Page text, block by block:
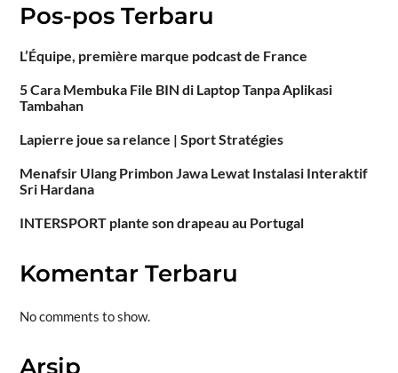
Pos-pos Terbaru
L’Équipe, première marque podcast de France
5 Cara Membuka File BIN di Laptop Tanpa Aplikasi
Tambahan
Lapierre joue sa relance | Sport Stratégies
Menafsir Ulang Primbon Jawa Lewat Instalasi Interaktif
Sri Hardana
INTERSPORT plante son drapeau au Portugal
Komentar Terbaru
No comments to show.
Arsip